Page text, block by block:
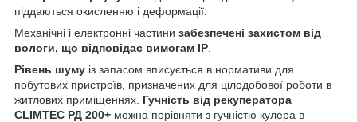
піддаються окисленню і деформації.
Механічні і електронні частини забезпечені захистом від
вологи, що відповідає вимогам IP
Рівень шуму із запасом вписується в нормативи для
побутових пристроїв, призначених для цілодобової роботи в
житлових приміщеннях. Гучність від рекуператора
CLIMTEC РД 200+ можна порівняти з гучністю кулера в